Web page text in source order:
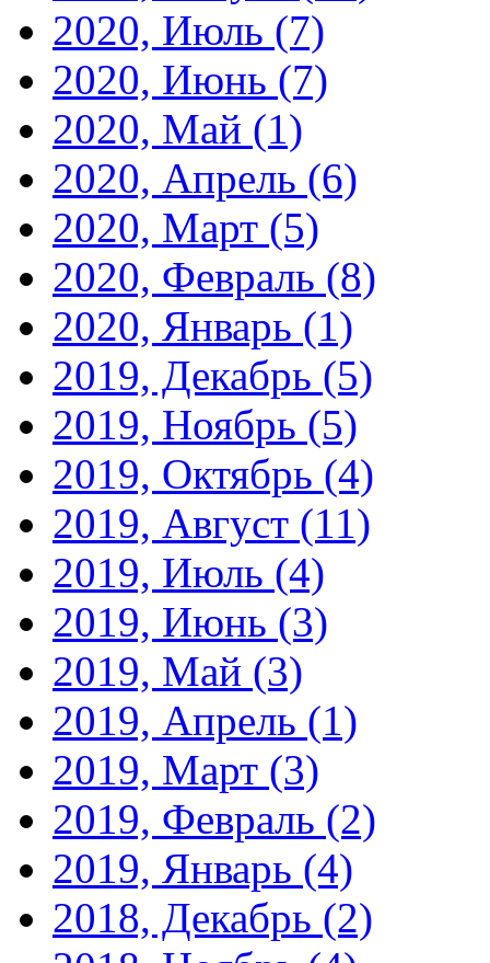
2020, Июль (7)
2020, Июнь (7)
2020, Май (1)
2020, Апрель (6)
2020, Март (5)
2020, Февраль (8)
2020, Январь (1)
2019, Декабрь (5)
2019, Ноябрь (5)
2019, Октябрь (4)
2019, Август (11)
2019, Июль (4)
2019, Июнь (3)
2019, Май (3)
2019, Апрель (1)
2019, Март (3)
2019, Февраль (2)
2019, Январь (4)
2018, Декабрь (2)